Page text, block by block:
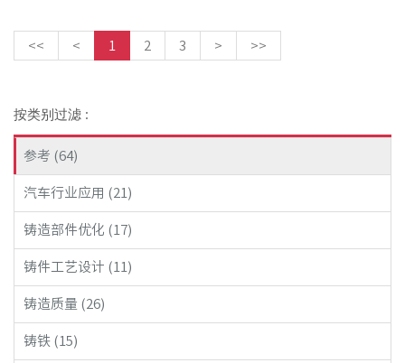
<< < 1 2 3 > >>
按类别过滤 :
参考 (64)
汽车行业应用 (21)
铸造部件优化 (17)
铸件工艺设计 (11)
铸造质量 (26)
铸铁 (15)